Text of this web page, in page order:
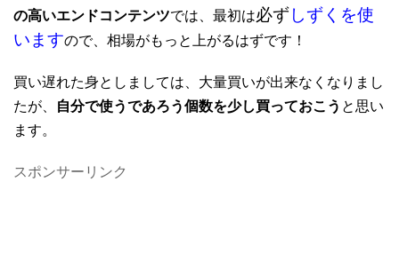
の高いエンドコンテンツでは、最初は必ず しずくを使
いますので、相場がもっと上がるはずです！
買い遅れた身としましては、大量買いが出来なくなりまし
たが、
自分で使うであろう個数を少し買っておこう と思い
ます。
スポンサーリンク